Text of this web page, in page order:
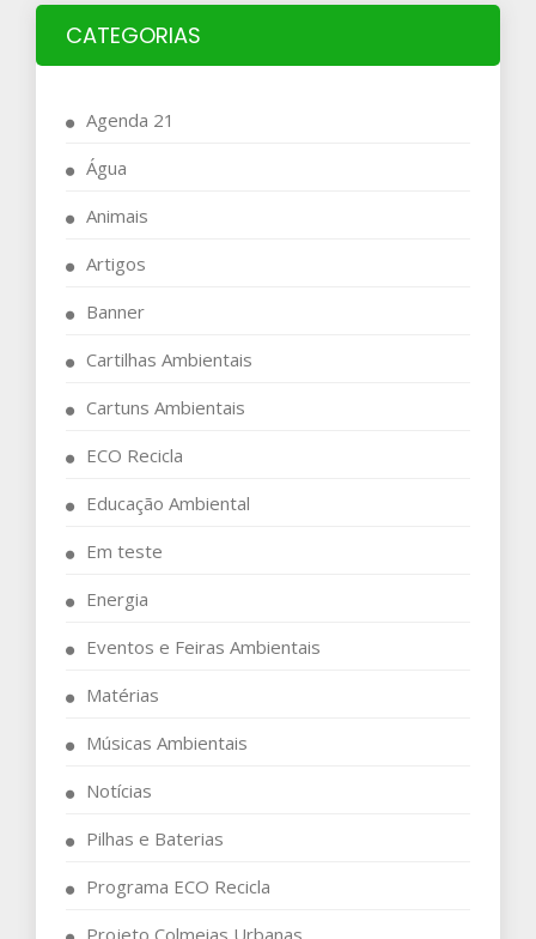
CATEGORIAS
Agenda 21
Água
Animais
Artigos
Banner
Cartilhas Ambientais
Cartuns Ambientais
ECO Recicla
Educação Ambiental
Em teste
Energia
Eventos e Feiras Ambientais
Matérias
Músicas Ambientais
Notícias
Pilhas e Baterias
Programa ECO Recicla
Projeto Colmeias Urbanas